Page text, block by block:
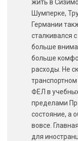
жить в
Шумперке,
Германии
сталкивался
больше
больше
расходы. Не
ФЕЛ в
пределами
состояние, а
вовсе.
для